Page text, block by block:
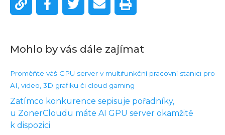
Mohlo by vás dále zajímat
Proměňte váš GPU server v multifunkční pracovní stanici pro
AI, video, 3D grafiku či cloud gaming
Zatímco konkurence sepisuje pořadníky,
u ZonerCloudu máte AI GPU server okamžitě
k dispozici